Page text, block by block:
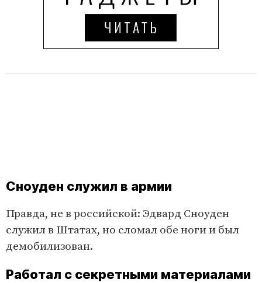
Сноуден служил в армии
Правда, не в российской: Эдвард Сноуден
служил в Штатах, но сломал обе ноги и был
демобилизован.
Работал с секретными материалами